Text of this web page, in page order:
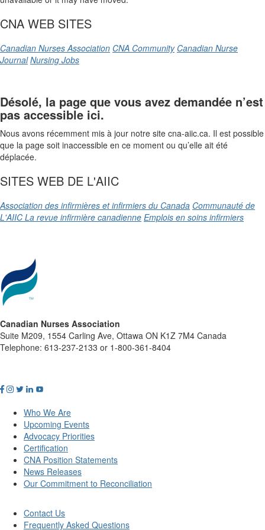
CNA WEB SITES
Canadian Nurses Association CNA Community Canadian Nurse
Journal Nursing Jobs
Désolé, la page que vous avez demandée n’est
pas accessible ici.
Nous avons récemment mis à jour notre site cna-aiic.ca. Il est possible
que la page soit inaccessible en ce moment ou qu’elle ait été
déplacée.
SITES WEB DE L'AIIC
Association des infirmières et infirmiers du Canada Communauté de
L'AIIC La revue infirmière canadienne Emplois en soins infirmiers
Canadian Nurses Association
Suite M209, 1554 Carling Ave, Ottawa ON K1Z 7M4 Canada
Telephone: 613-237-2133 or 1-800-361-8404
Who We Are
Upcoming Events
Advocacy Priorities
Certification
CNA Position Statements
News Releases
Our Commitment to Reconciliation
Contact Us
Frequently Asked Questions